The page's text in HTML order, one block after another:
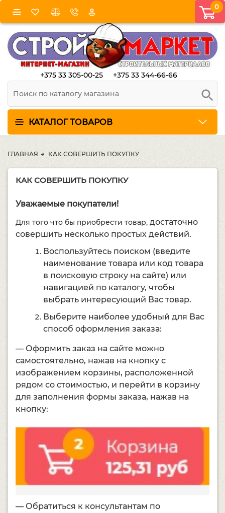
+375 33 305-00-25 +375 33 344-66-66
КАТАЛОГ ТОВАРОВ
0
ГЛАВНАЯ КАК СОВЕРШИТЬ ПОКУПКУ
КАК СОВЕРШИТЬ ПОКУПКУ
Уважаемые покупатели!
Для того что бы приобрести товар, достаточно
совершить несколько простых действий.
Воспользуйтесь поиском (введите
наименование товара или код товара
в поисковую строку на сайте) или
навигацией по каталогу, чтобы
выбрать интересующий Вас товар.
Выберите наиболее удобный для Вас
способ оформления заказа:
— Оформить заказ на сайте можно
самостоятельно, нажав на кнопку с
изображением корзины, расположенной
рядом со стоимостью, и перейти в корзину
для заполнения формы заказа, нажав на
кнопку:
— Обратиться к консультантам по